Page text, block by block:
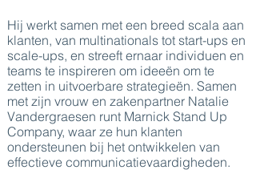
Hij werkt samen met een breed scala aan
klanten, van multinationals tot start-ups en
scale-ups, en streeft ernaar individuen en
teams te inspireren om ideeën om te
zetten in uitvoerbare strategieën. Samen
met zijn vrouw en zakenpartner Natalie
Vandergraesen runt Marnick Stand Up
Company, waar ze hun klanten
ondersteunen bij het ontwikkelen van
effectieve communicatievaardigheden.